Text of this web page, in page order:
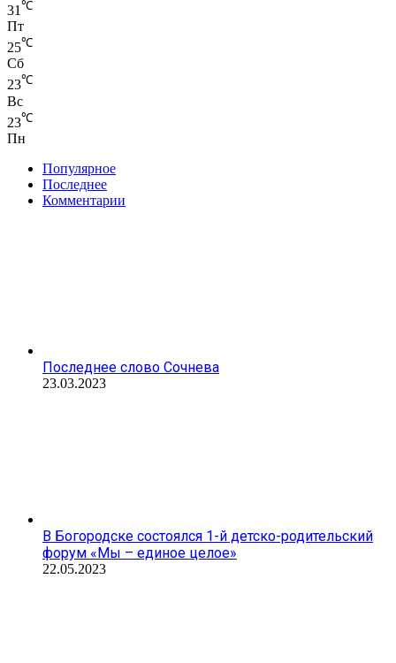
31 ℃
Пт
25℃
Сб
23℃
Вс
23℃
Пн
Популярное
Последнее
Комментарии
Последнее слово Сочнева
23.03.2023
В Богородске состоялся 1-й детско-родительский
форум «Мы – единое целое»
22.05.2023